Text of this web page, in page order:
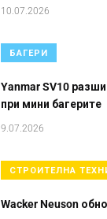
10.07.2026
БАГЕРИ
Yanmar SV10
при мини багерите
9.07.2026
СТРОИТЕЛНА
Wacker Neuson